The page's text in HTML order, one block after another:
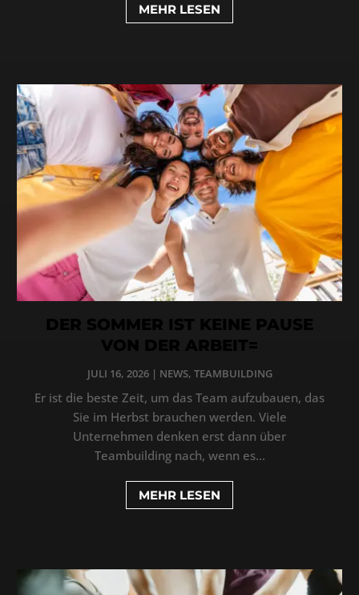
MEHR LESEN
DER SOMMER IST KEINE PAUSE
VON DER ARBEIT=
JULI 16, 2026| NEWS, TEAMBUILDING
Er ist die beste Zeit, um das Team aufzubauen, das
Sie im Herbst brauchen werden. Viele
Unternehmen denken erst dann über
Teambuilding nach, wenn es...
MEHR LESEN